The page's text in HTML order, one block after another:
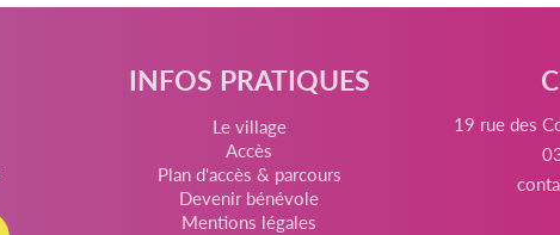
INFOS PRATIQUES
Le village
Accès
Plan d'accès & parcours
Devenir bénévole
Mentions légales
19 rue des